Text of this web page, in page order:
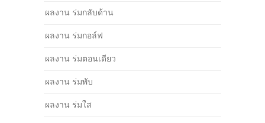
ผลงาน ร่มกลับด้าน
ผลงาน ร่มกอล์ฟ
ผลงาน ร่มตอนเดียว
ผลงาน ร่มพับ
ผลงาน ร่มใส